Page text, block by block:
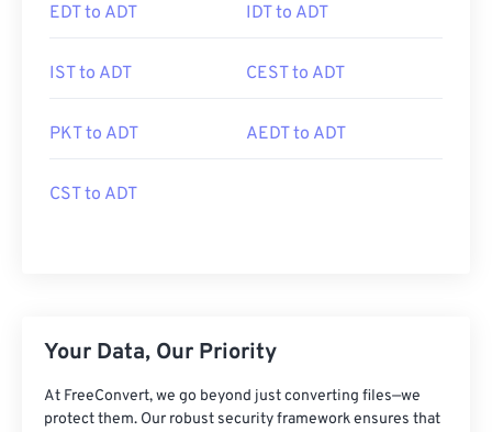
EDT to ADT IDT to ADT
IST to ADT CEST to ADT
PKT to ADT AEDT to ADT
CST to ADT
Your Data, Our Priority
At FreeConvert, we go beyond just converting files—we
protect them. Our robust security framework ensures that